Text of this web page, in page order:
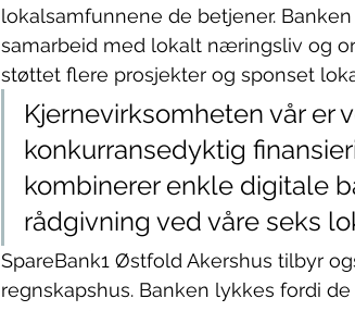
lokalsamfunnene de betjener.
samarbeid med lokalt næringsliv og
støttet flere prosjekter og sponset
Kjernevirksomheten vår er
konkurransedyktig
kombinerer enkle digitale
rådgivning ved våre seks
SpareBank1 Østfold Akershus tilbyr
regnskapshus. Banken lykkes fordi